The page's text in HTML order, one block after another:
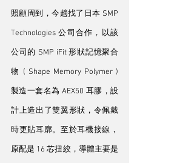
照顧周到，今趟找了日本 SMP
Technologies 公司合作，以該
公司的 SMP iFit 形狀記憶聚合
物 ( Shape Memory Polymer )
製造一套名為 AEX50 耳膠，設
計上造出了雙翼形狀，令佩戴
時更貼耳廓。至於耳機接線，
原配是 16 芯扭絞，導體主要是